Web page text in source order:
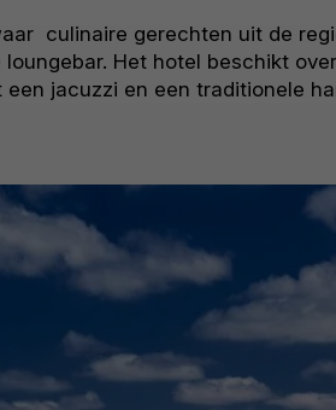
culinaire gerechten uit de
Het hotel beschikt
jacuzzi en een traditionele